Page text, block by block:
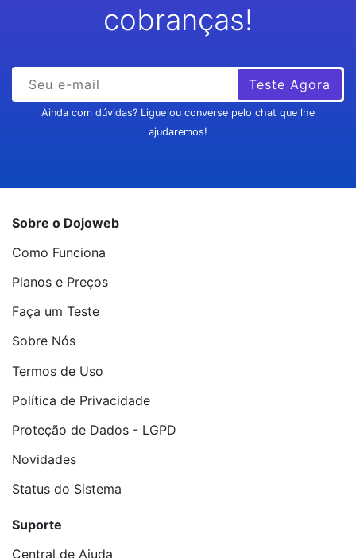
cobranças!
Teste Agora
Ainda com dúvidas? Ligue ou converse pelo chat que lhe
ajudaremos!
Sobre o Dojoweb
Como Funciona
Planos e Preços
Faça um Teste
Sobre Nós
Termos de Uso
Política de Privacidade
Proteção de Dados - LGPD
Novidades
Status do Sistema
Suporte
Central de Ajuda